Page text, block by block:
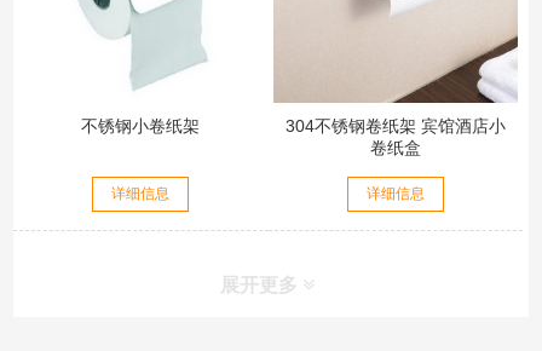
不锈钢小卷纸架
详细信息
304不锈钢卷纸架 宾馆酒店小
卷纸盒
详细信息
展开更多